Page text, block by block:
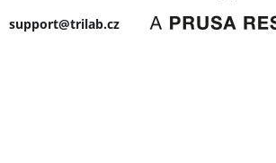
support@trilab.cz